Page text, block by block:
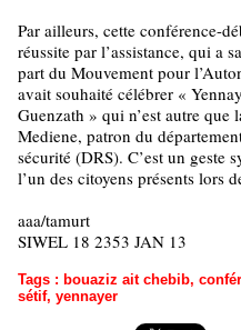
Par ailleurs, cette conférence-
réussite par l’assistance, qui a
part du Mouvement pour
avait souhaité célébrer «
Guenzath » qui n’est autre
Mediene, patron du
sécurité (DRS). C’est un
l’un des citoyens présents lors
aaa/tamurt
SIWEL 18 2353 JAN 13
Tags : bouaziz ait chebib,
sétif, yennayer